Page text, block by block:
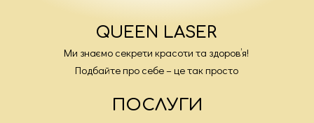
QUEEN LASER
Ми знаємо секрети красоти та здоров’я!
Подбайте про себе – це так просто
ПОСЛУГИ